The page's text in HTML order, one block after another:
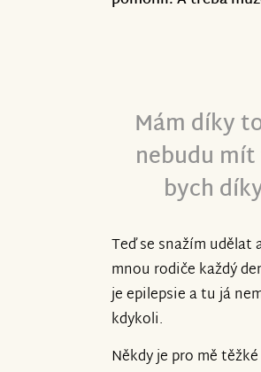
Mám díky
nebudu
bych
Teď se snažím udělat
mnou rodiče každý
je epilepsie a tu já
kdykoli.
Někdy je pro mě